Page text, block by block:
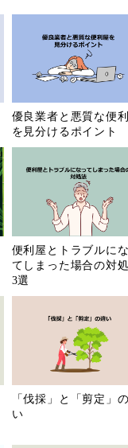
静岡県
和歌山県
広島県
愛媛県
長崎県
鹿児島県
優良業者と悪質な便
を見分けるポイント
便利屋とトラブルに
てしまった場合の対
3選
「伐採」と「剪定」
い